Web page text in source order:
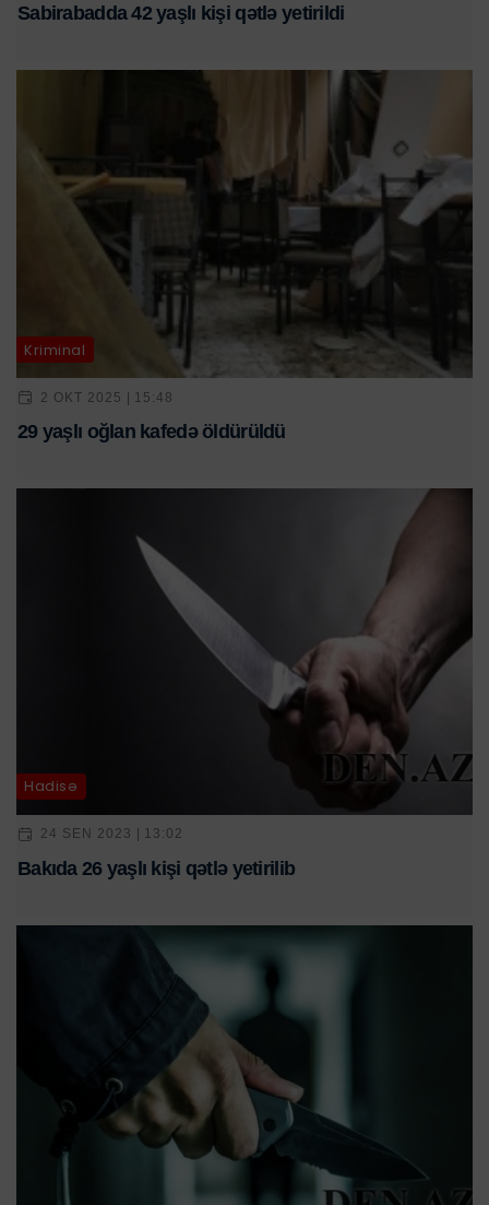
Sabirabadda 42 yaşlı kişi qətlə yetirildi
Kriminal
2 OKT 2025 | 15:48
29 yaşlı oğlan kafedə öldürüldü
Hadisə
24 SEN 2023 | 13:02
Bakıda 26 yaşlı kişi qətlə yetirilib